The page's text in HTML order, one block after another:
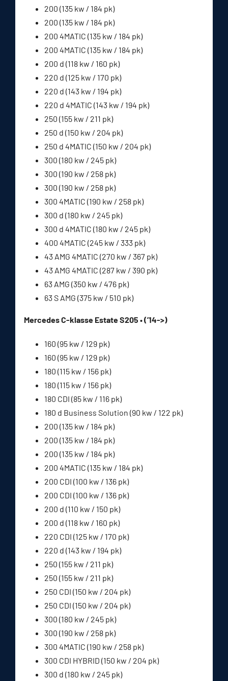
200 (135 kw / 184 pk)
200 (135 kw / 184 pk)
200 4MATIC (135 kw / 184 pk)
200 4MATIC (135 kw / 184 pk)
200 d (118 kw / 160 pk)
220 d (125 kw / 170 pk)
220 d (143 kw / 194 pk)
220 d 4MATIC (143 kw / 194 pk)
250 (155 kw / 211 pk)
250 d (150 kw / 204 pk)
250 d 4MATIC (150 kw / 204 pk)
300 (180 kw / 245 pk)
300 (190 kw / 258 pk)
300 (190 kw / 258 pk)
300 4MATIC (190 kw / 258 pk)
300 d (180 kw / 245 pk)
300 d 4MATIC (180 kw / 245 pk)
400 4MATIC (245 kw / 333 pk)
43 AMG 4MATIC (270 kw / 367 pk)
43 AMG 4MATIC (287 kw / 390 pk)
63 AMG (350 kw / 476 pk)
63 S AMG (375 kw / 510 pk)
Mercedes C-klasse Estate S205 • (’14->)
160 (95 kw / 129 pk)
160 (95 kw / 129 pk)
180 (115 kw / 156 pk)
180 (115 kw / 156 pk)
180 CDI (85 kw / 116 pk)
180 d Business Solution (90 kw / 122 pk)
200 (135 kw / 184 pk)
200 (135 kw / 184 pk)
200 (135 kw / 184 pk)
200 4MATIC (135 kw / 184 pk)
200 CDI (100 kw / 136 pk)
200 CDI (100 kw / 136 pk)
200 d (110 kw / 150 pk)
200 d (118 kw / 160 pk)
220 CDI (125 kw / 170 pk)
220 d (143 kw / 194 pk)
250 (155 kw / 211 pk)
250 (155 kw / 211 pk)
250 CDI (150 kw / 204 pk)
250 CDI (150 kw / 204 pk)
300 (180 kw / 245 pk)
300 (190 kw / 258 pk)
300 4MATIC (190 kw / 258 pk)
300 CDI HYBRID (150 kw / 204 pk)
300 d (180 kw / 245 pk)